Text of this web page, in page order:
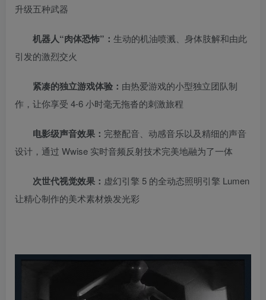
升级五种武器
机器人“肉体恐怖”： 生动的机油喷溅、身体肢解和由此
引发的激烈交火
紧凑的独立游戏体验： 由热爱游戏的小型独立团队制
作，让你享受 4-6 小时毫无拖沓的刺激旅程
电影级声音效果： 完整配音、动感音乐以及精细的声音
设计，通过 Wwise 实时音频反射技术完美地融为了一体
次世代视觉效果： 虚幻引擎 5 的全动态照明引擎 Lumen
让精心制作的美术素材焕发光彩